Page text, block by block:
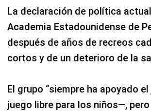
La declaración de política
Academia Estadounidense de
después de años de recreos
cortos y de un deterioro de la
El grupo “siempre ha apoyado
juego libre para los niños—,